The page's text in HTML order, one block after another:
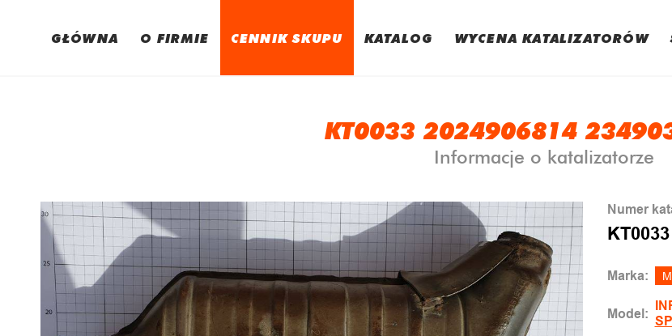
GŁÓWNA O FIRMIE CENNIK SKUPU KATALOG WYCENA KATALIZATORÓW
KT0033 2024906814
Informacje o katalizatorze
Numer
Marka:
Model: